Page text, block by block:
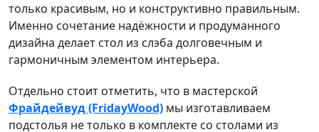
только красивым, но и конструктивно правильным.
Именно сочетание надёжности и продуманного
дизайна делает стол из слэба долговечным и
гармоничным элементом интерьера.
Отдельно стоит отметить, что в мастерской
Фрайдейвуд (FridayWood) мы изготавливаем
подстолья не только в комплекте со столами из